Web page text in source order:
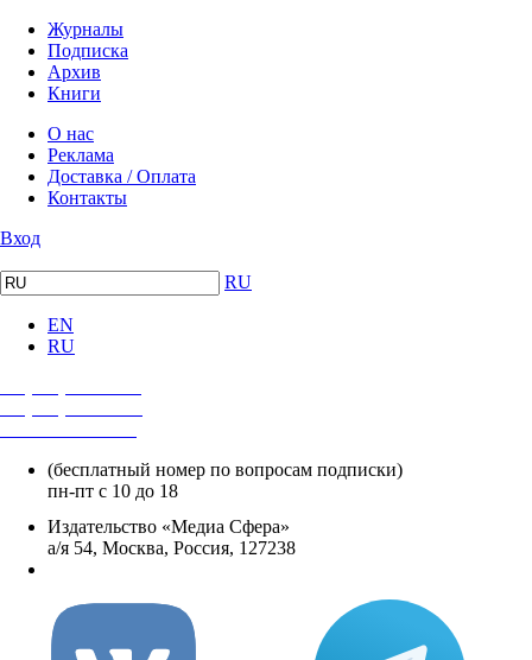
Журналы
Подписка
Архив
Книги
О нас
Реклама
Доставка / Оплата
Контакты
Вход
RU
EN
RU
(бесплатный номер по вопросам подписки)
пн-пт с 10 до 18
Издательство «Медиа Сфера»
а/я 54, Москва, Россия, 127238